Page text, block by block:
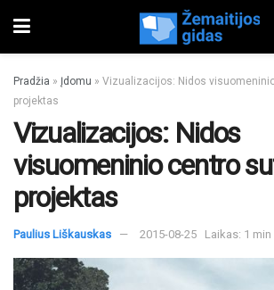
Pradžia » Įdomu » Vizualizacijos: Nidos
projektas
Vizualizacijos: Nidos
visuomeninio centro
projektas
Paulius Liškauskas 2015-08-25 Laikas: 1